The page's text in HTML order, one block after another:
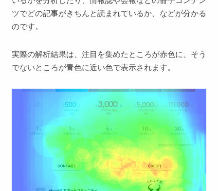
ツでどの記事がきちんと読まれているか、などが分かる
のです。
実際の解析結果は、注目を集めたところが赤色に、そう
でないところが青色に近い色で表示されます。